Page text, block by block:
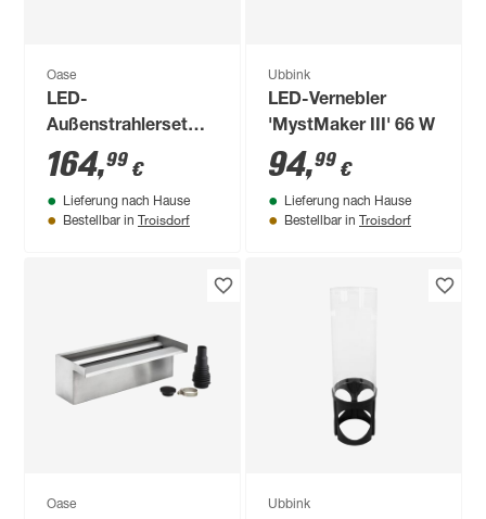
Oase
LED-
Außenstrahlerset
'LunAqua Connect'
7,5 W 150 lm
warmweiß IP 68, IP
67 Ø 5,3 x 8,7 cm
164,99 €
Lieferung nach Hause
Bestellbar in Troisdorf
Ubbink
LED-Vernebler
'MystMaker III' 66 W
94,99 €
Lieferung nach Hause
Bestellbar in Troisdorf
Oase Ubbink